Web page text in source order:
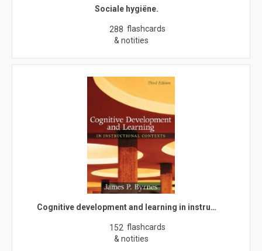
Sociale hygiëne.
288 flashcards
& notities
Cognitive development and learning in instru…
152 flashcards
& notities